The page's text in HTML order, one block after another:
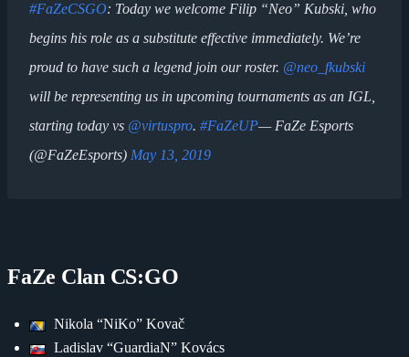
#FaZeCSGO: Today we welcome Filip “Neo” Kubski, who
begins his role as a substitute effective immediately. We’re
proud to have such a legend join our roster. @neo_fkubski
will be representing us in upcoming tournaments as an IGL,
starting today vs @virtuspro. #FaZeUP— FaZe Esports
(@FaZeEsports) May 13, 2019
FaZe Clan CS:GO
Nikola “NiKo” Kovač
Ladislav “GuardiaN” Kovács